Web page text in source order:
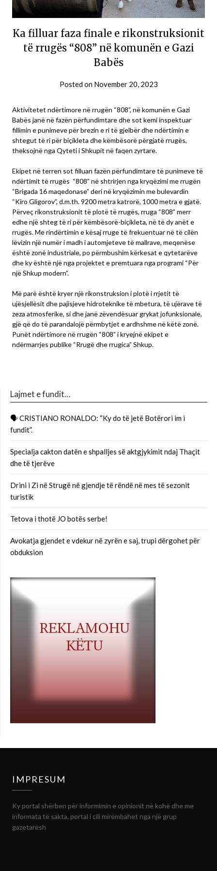
Ka filluar faza finale e rikonstruksionit
të rrugës “808” në komunën e Gazi
Babës
Posted on November 20, 2023
Aktivitetet ndërtimore në rrugën “808”, në komunën e Gazi
Babës janë në fazën përfundimtare dhe sot kemi inspektuar
fillimin e punimeve për brezin e ri të gjelbër dhe ndërtimin e
shtegut të ri për biçikleta dhe këmbësorë përgjatë rrugës,
theksojnë nga Qyteti i Shkupit në faqen zyrtare.
Ekipet në terren sot filluan fazën përfundimtare të punimeve të
ndërtimit të rrugës “808” në shtrirjen nga kryqëzimi me rrugën
“Brigada 16 maqedonase” deri në kryqëzimin me bulevardin
“Kiro Gligorov”, d.m.th. 9200 metra katrorë, 1000 metra e gjatë.
Përveç rikonstruksionit të plotë të rrugës, rruga “808” merr
edhe një shteg të ri për këmbësorë-biçikleta, në të dy anët e
rrugës. Me rindërtimin e kësaj rruge të frekuentuar në të cilën
lëvizin një numër i madh i automjeteve të mallrave, meqenëse
është zonë industriale, po përmbushim kërkesat e qytetarëve
dhe ky është një nga projektet e premtuara nga programi “Për
një Shkup modern”.
Më parë është kryer një rikonstruksion i plotë i rrjetit të
ujësjellësit dhe pajisjeve hidroteknike të mbetura, të ujërave të
zeza atmosferike, si dhe janë zëvendësuar grykat jofunksionale,
gjë që do të parandalojë përmbytjet e ardhshme në këtë zonë.
Punët ndërtimore në rrugën “808” i kryejnë ekipet e
ndërmarrjes publike “Rrugë dhe rrugica” Shkup.
Lajmet e fundit…
🗣 CRISTIANO RONALDO: “Ky do të jetë Botërori im i
fundit”.
Specialja cakton datën e shpalljes së aktgjykimit ndaj Thaçit
dhe të tjerëve
Drini i Zi në Strugë në gjendje të rëndë në mes të sezonit
turistik
Tetova i thotë JO botës serbe!
Avokatja gjendet e vdekur në zyrën e saj, trupi dërgohet për
obduksion
IMPRESUM
Ky portal shërben për informimin e opinionit në kohë dhe me
informata të sakta, portal i cili mirëmbahet nga një grup
gazetarësh